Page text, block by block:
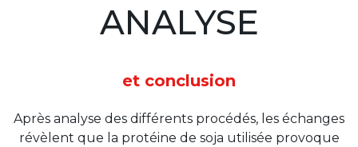
ANALYSE
et conclusion
Après analyse des différents procédés, les échanges
révèlent que la protéine de soja utilisée provoque